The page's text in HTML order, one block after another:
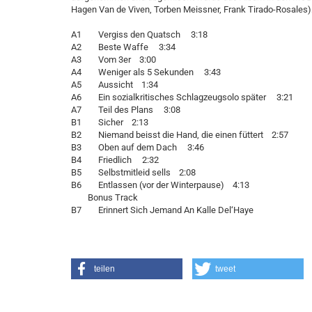
Hagen Van de Viven, Torben Meissner, Frank Tirado-
A1 Vergiss den Quatsch 3:18
A2 Beste Waffe 3:34
A3 Vom 3er 3:00
A4 Weniger als 5 Sekunden 3:43
A5 Aussicht 1:34
A6 Ein sozialkritisches Schlagzeugsolo später 3:21
A7 Teil des Plans 3:08
B1 Sicher 2:13
B2 Niemand beisst die Hand, die einen füttert 2:57
B3 Oben auf dem Dach 3:46
B4 Friedlich 2:32
B5 Selbstmitleid sells 2:08
B6 Entlassen (vor der Winterpause) 4:13
Bonus Track
B7 Erinnert Sich Jemand An Kalle Del‘Haye
teilen tweet